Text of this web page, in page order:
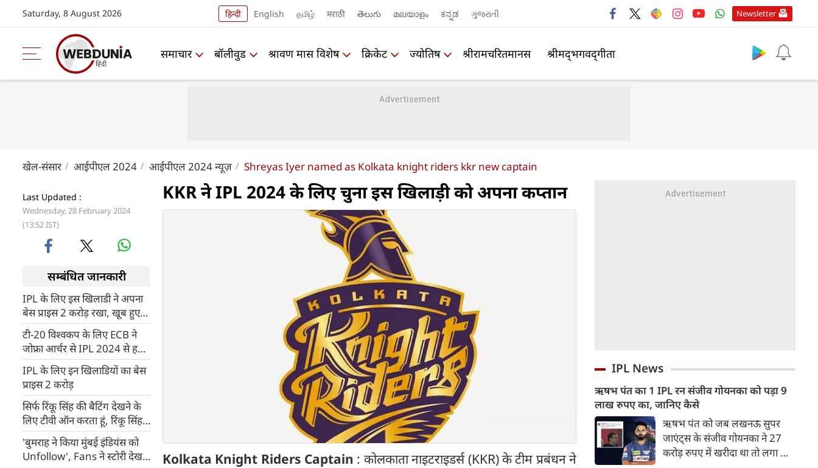
Saturday, 8 August 2026 हिन्दी English தமிழ் मराठी తెలుగు മലയാളം ಕನ್ನಡ ગુજરાતી Newsletter
समाचार बॉलीवुड श्रावण मास विशेष क्रिकेट ज्योतिष श्रीरामचरितमानस श्रीमद्‍भगवद्‍गीता
खेल-संसार आईपीएल 2024 आईपीएल 2024 न्यूज़ Shreyas Iyer named as Kolkata knight riders kkr new captain
Last Updated :
Wednesday, 28 February 2024
(13:52 IST)
सम्बंधित जानकारी
IPL के लिए इस खिलाडी ने अपना
बेस प्राइस 2 करोड़ रखा, खूब हुए
ट्रोल
टी-20 विश्वकप के लिए ECB ने
जोफ्रा आर्चर से IPL 2024 से हटने
को कहा
IPL के लिए इन खिलाडियों का बेस
प्राइस 2 करोड़
सिर्फ रिंकू सिंह की बैटिंग देखने के
लिए टीवी ऑन करता हूं, रिंकू सिंह
का दीवाना हुआ ये खिलाड़ी
'बुमराह ने किया मुंबई इंडियंस को
Unfollow', Fans ने स्टोरी देख
KKR ने IPL 2024 के लिए चुना इस खिलाड़ी को अपना कप्तान
Kolkata Knight Riders Captain : कोलकाता नाइटराइडर्स (KKR) के टीम प्रबंधन ने
IPL News
ऋषभ पंत का 1 IPL रन संजीव गोयनका को पड़ा 9
लाख रुपए का, जानिए कैसे
ऋषभ पंत को जब लखनऊ सुपर
जाएंट्स के संजीव गोयनका ने 27
करोड़ रुपए में खरीदा था तो लगा था